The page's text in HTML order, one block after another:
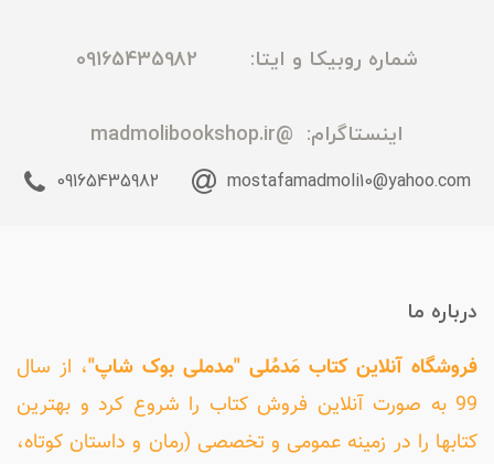
شماره روبیکا و ایتا: 09165435982
اینستاگرام: @madmolibookshop.ir
mostafamadmoli10@yahoo.com
09165435982
درباره ما
فروشگاه آنلاین کتاب مَدمُلی "مدملی بوک شاپ"، از سال
99 به صورت آنلاین فروش کتاب را شروع کرد و بهترین
کتابها را در زمینه عمومی و تخصصی (رمان و داستان کوتاه،